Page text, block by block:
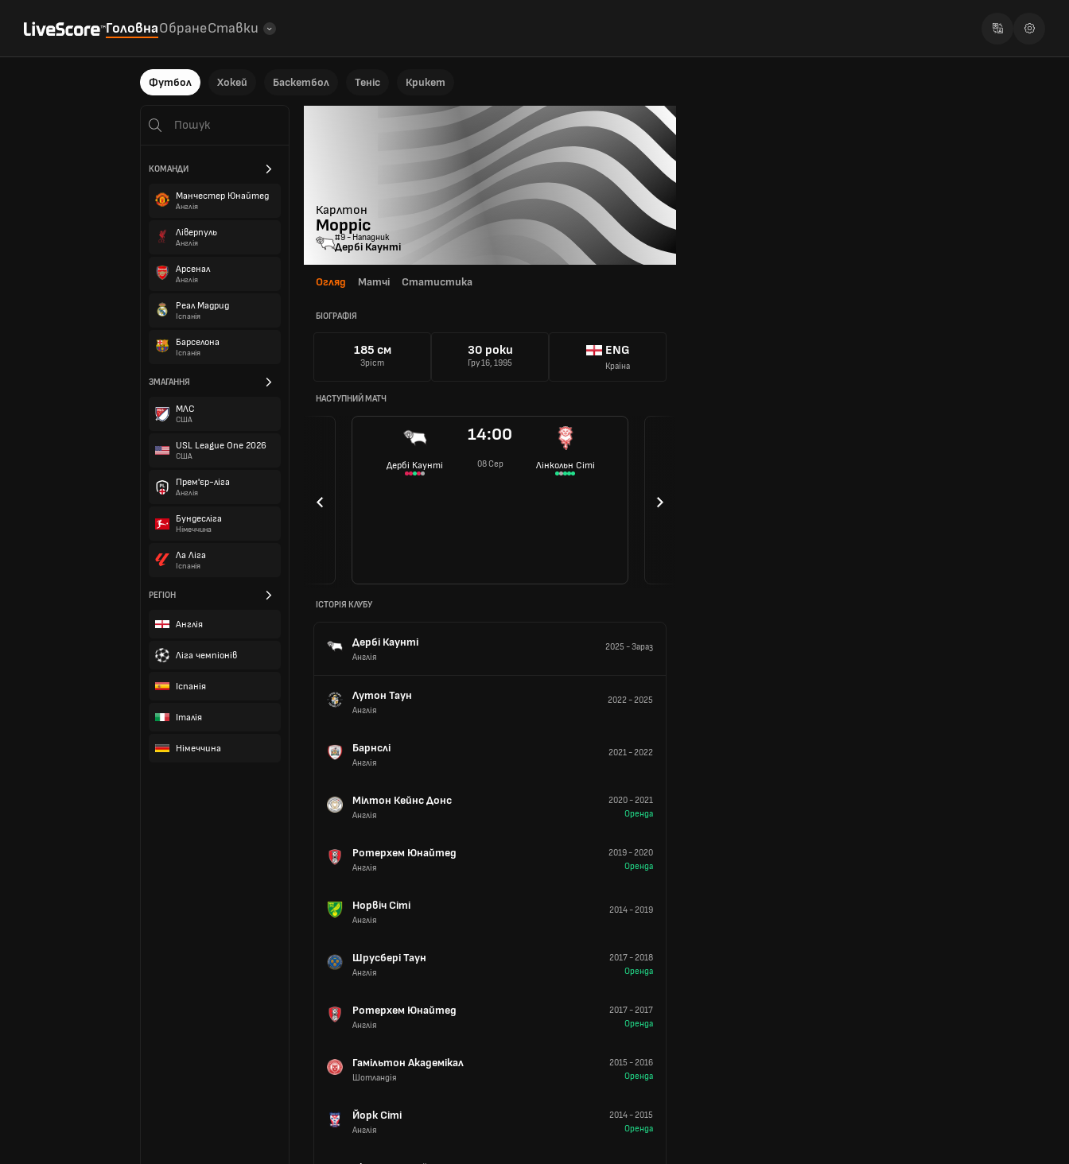
ГоловнаОбранеСтавки
Футбол Хокей Баскетбол Теніс Крикет
КОМАНДИ
Манчестер Юнайтед
Англія
Ліверпуль
Англія
Арсенал
Англія
Реал Мадрид
Іспанія
Барселона
Іспанія
ЗМАГАННЯ
МЛС
США
USL League One 2026
США
Прем'єр-ліга
Англія
Бундесліга
Німеччина
Ла Ліга
Іспанія
РЕГІОН
Англія
Ліга чемпіонів
Іспанія
Італія
Німеччина
Карлтон
Морріс
#9 - Нападник
Дербі Каунті
Огляд Матчі Статистика
БІОГРАФІЯ
185 см
Зріст
30 роки
Гру 16, 1995
ENG
Країна
НАСТУПНИЙ МАТЧ
Дербі Каунті
14:00
08 Сер Лінкольн Сіті
ІСТОРІЯ КЛУБУ
Дербі Каунті
Англія
2025 -Зараз
Лутон Таун
Англія
2022-2025
Барнслі
Англія
2021-2022
Мілтон Кейнс Донс
Англія
2020-2021
Оренда
Ротерхем Юнайтед
Англія
2019-2020
Оренда
Норвіч Сіті
Англія
2014-2019
Шрусбері Таун
Англія
2017-2018
Оренда
Ротерхем Юнайтед
Англія
2017-2017
Оренда
Гамільтон Академікал
Шотландія
2015 -2016
Оренда
Йорк Сіті
Англія
2014-2015
Оренда